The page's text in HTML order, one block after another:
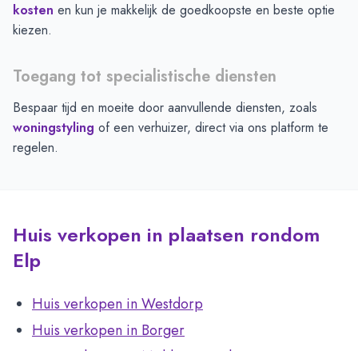
kosten en kun je makkelijk de goedkoopste en beste optie
kiezen.
Toegang tot specialistische diensten
Bespaar tijd en moeite door aanvullende diensten, zoals
woningstyling of een verhuizer, direct via ons platform te
regelen.
Huis verkopen in plaatsen rondom
Elp
Huis verkopen in Westdorp
Huis verkopen in Borger